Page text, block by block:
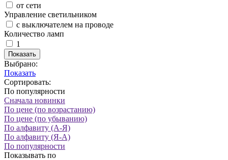
от сети
Управление светильником
с выключателем на проводе
Количество ламп
1
Показать
Выбрано:
Показать
Сортировать:
По популярности
Сначала новинки
По цене (по возрастанию)
По цене (по убыванию)
По алфавиту (А-Я)
По алфавиту (Я-А)
По популярности
Показывать по